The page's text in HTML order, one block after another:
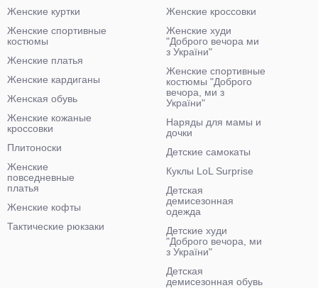
Женские куртки
Женские спортивные
костюмы
Женские платья
Женские кардиганы
Женская обувь
Женские кожаные
кроссовки
Плитоноски
Женские
повседневные
платья
Женские кофты
Тактические рюкзаки
Женские кроссовки
Женские худи
"Доброго вечора ми
з України"
Женские спортивные
костюмы "Доброго
вечора, ми з
України"
Наряды для мамы и
дочки
Детские самокаты
Куклы LoL Surprise
Детская
демисезонная
одежда
Детские худи
"Доброго вечора, ми
з України"
Детская
демисезонная обувь